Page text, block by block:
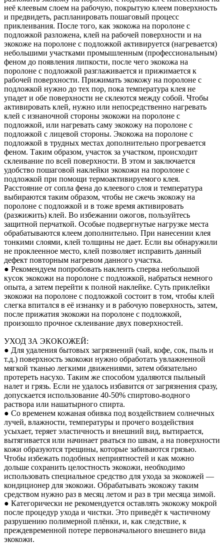
неё клеевым слоем на рабочую, покрытую клеем поверхность
и предвидеть, распланировать пошаговый процесс
приклеивания. После того, как экокожа на поролоне с
подложкой разложена, клей на рабочей поверхности и на
экокоже на поролоне с подложкой активируется (нагревается)
небольшими участками промышленным (профессиональным)
феном до появления липкости, после чего экокожа на
поролоне с подложкой разглаживается и прижимается к
рабочей поверхности. Прижимать экокожу на поролоне с
подложкой нужно до тех пор, пока температура клея не
упадет и обе поверхности не склеются между собой. Чтобы
активировать клей, нужно или непосредственно нагревать
клей с изнаночной стороны экокожи на поролоне с
подложкой, или нагревать саму экокожу на поролоне с
подложкой с лицевой стороны. Экокожа на поролоне с
подложкой в трудных местах дополнительно прогревается
феном. Таким образом, участок за участком, происходит
склеивание по всей поверхности. В этом и заключается
удобство пошаговой наклейки экокожи на поролоне с
подложкой при помощи термоактивируемого клея.
Расстояние от сопла фена до клеевого слоя и температура
выбираются таким образом, чтобы не сжечь экокожу на
поролоне с подложкой и в тоже время активировать
(разжижить) клей. Во избежании ожогов, пользуйтесь
защитной перчаткой. Особые подвергнутые нагрузке места
обрабатываются клеем дополнительно. При нанесении клея
тонкими слоями, клей толщины не дает. Если вы обнаружили
не проклеенное место, клей позволяет исправить данный
дефект повторным нагревом данного участка.
● Рекомендуем попробовать наклеить сперва небольшой
кусок экокожи на поролоне с подложкой, набраться немного
опыта, а затем перейти к полной наклейке. Суть приклейки
экокожи на поролоне с подложкой состоит в том, чтобы клей
слегка впитался в её изнанку и в рабочую поверхность, затем,
после прижатия экокожи на поролоне с подложкой,
произошло прочное склеивание двух поверхностей.
УХОД ЗА ЭКОКОЖЕЙ:
● Для удаления бытовых загрязнений (чай, кофе, сок, пыль и
т.д.) поверхность экокожи нужно обработать увлажненной
мягкой тканью легкими движениями, затем обязательно
протереть насухо. Таким же способом удаляются пыльный
налет и грязь. Если не удалось избавится от загрязнения сразу,
допускается использование 40-50% спиртово-водного
раствора или нашатырного спирта.
● Со временем кожаная обивка под воздействием солнечных
лучей, влажности, температуры и прочего воздействия
усыхает, теряет эластичность и внешний вид, вытирается,
вытягивается или начинает рваться по швам, а на поверхности
кожи образуются трещины, которые забиваются грязью.
Чтобы избежать подобных неприятностей и как можно
дольше сохранить целостность экокожи, необходимо
использовать специальное средство для ухода за экокожей —
кондиционер для экокожи. Обрабатывать экокожу таким
средством нужно раз в месяц летом и раз в три месяца зимой.
● Категорически не рекомендуется оставлять экокожу мокрой
после процедур ухода и чистки. Это приведёт к частичному
разрушению полимерной плёнки, и, как следствие, к
преждевременной потере первоначального внешнего вида
экокожи.